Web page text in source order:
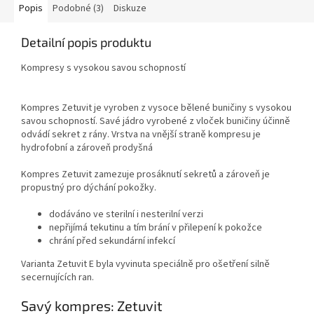
Popis Podobné (3) Diskuze
Detailní popis produktu
Kompresy s vysokou savou schopností
Kompres Zetuvit je vyroben z vysoce bělené buničiny s vysokou
savou schopností. Savé jádro vyrobené z vloček buničiny účinně
odvádí sekret z rány. Vrstva na vnější straně kompresu je
hydrofobní a zároveň prodyšná
Kompres Zetuvit zamezuje prosáknutí sekretů a zároveň je
propustný pro dýchání pokožky.
dodáváno ve sterilní i nesterilní verzi
nepřijímá tekutinu a tím brání v přilepení k pokožce
chrání před sekundární infekcí
Varianta Zetuvit E byla vyvinuta speciálně pro ošetření silně
secernujících ran.
Savý kompres: Zetuvit